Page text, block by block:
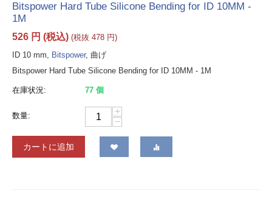
Bitspower Hard Tube Silicone Bending for ID 10MM -
1M
526 円 (税込) (税抜 478 円)
ID 10 mm, Bitspower, 曲げ
Bitspower Hard Tube Silicone Bending for ID 10MM - 1M
在庫状況: 77 個
数量:
+
−
カートに追加